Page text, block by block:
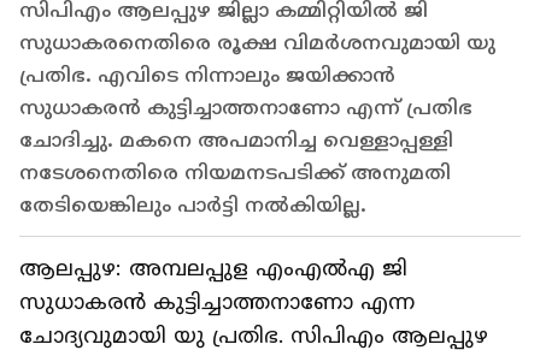
സിപിഎം ആലപ്പുഴ ജില്ലാ കമ്മിറ്റിയിൽ ജി
സുധാകരനെതിരെ രൂക്ഷ വിമർശനവുമായി യു
പ്രതിഭ. എവിടെ നിന്നാലും ജയിക്കാൻ
സുധാകരൻ കുട്ടിച്ചാത്തനാണോ എന്ന് പ്രതിഭ
ചോദിച്ചു. മകനെ അപമാനിച്ച വെള്ളാപ്പള്ളി
നടേശനെതിരെ നിയമനടപടിക്ക് അനുമതി
തേടിയെങ്കിലും പാർട്ടി നൽകിയില്ല.
ആലപ്പുഴ: അമ്പലപ്പുള എംഎൽഎ ജി
സുധാകരൻ കുട്ടിച്ചാത്തനാണോ എന്ന
ചോദ്യവുമായി യു പ്രതിഭ. സിപിഎം ആലപ്പുഴ